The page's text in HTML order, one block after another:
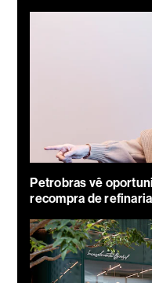
Petrobras vê
recompra de